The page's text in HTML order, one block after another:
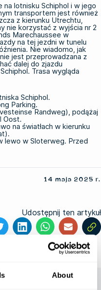
About
lotnisku Schiphol i w jego
transportem jest również
z kierunku Utrechtu,
nie korzystać z wyjścia nr 2
Marechaussee w
na tej jezdni w tunelu
Nie wiadomo, jak
jest przeprowadzana z
dalej do zjazdu
Trasa wygląda
Schiphol.
Parking.
Randweg), podążaj
Oost.
na światłach w kierunku
lewo w Sloterweg. Przed
14 maja 2025 r.
Udostępnij ten artykuł